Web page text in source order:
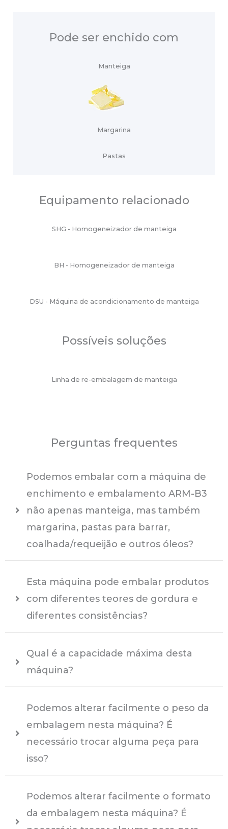
Pode ser enchido com
Manteiga
Margarina
Pastas
Equipamento relacionado
SHG - Homogeneizador de manteiga
BH - Homogeneizador de manteiga
DSU - Máquina de acondicionamento de manteiga
Possíveis soluções
Linha de re-embalagem de manteiga
Perguntas frequentes
Podemos embalar com a máquina de
enchimento e embalamento ARM-B3
não apenas manteiga, mas também
margarina, pastas para barrar,
coalhada/requeijão e outros óleos?
Esta máquina pode embalar produtos
com diferentes teores de gordura e
diferentes consistências?
Qual é a capacidade máxima desta
máquina?
Podemos alterar facilmente o peso da
embalagem nesta máquina? É
necessário trocar alguma peça para
isso?
Podemos alterar facilmente o formato
da embalagem nesta máquina? É